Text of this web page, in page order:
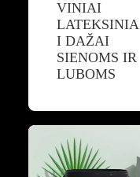
VINIAI
LATEKSINIA
I DAŽAI
SIENOMS IR
LUBOMS